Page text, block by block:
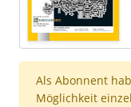
Als Abonnent
Möglichkeit